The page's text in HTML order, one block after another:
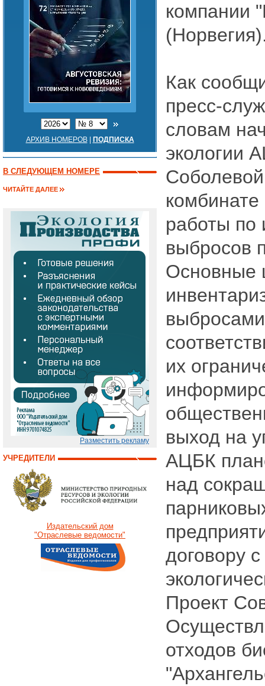
АРХИВ НОМЕРОВ| ПОДПИСКА
В СЛЕДУЮЩЕМ НОМЕРЕ
ЧИТАЙТЕ ДАЛЕЕ
Разместить рекламу
УЧРЕДИТЕЛИ
Издательский дом
"Отраслевые ведомости"
компании
(Норвегия)
Как
пресс-
словам
экологии
работы по
выбросов
Основные
их
выход на
АЦБК
над
договору
Проект
отходов